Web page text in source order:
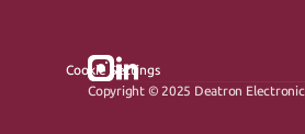
Cookie Settings
Copyright © 2025 Deatron